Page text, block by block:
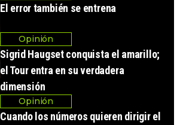
El error también se entrena
Opinión
Sigrid Haugset conquista el amarillo;
el Tour entra en su verdadera
dimensión
Opinión
Cuando los números quieren dirigir el